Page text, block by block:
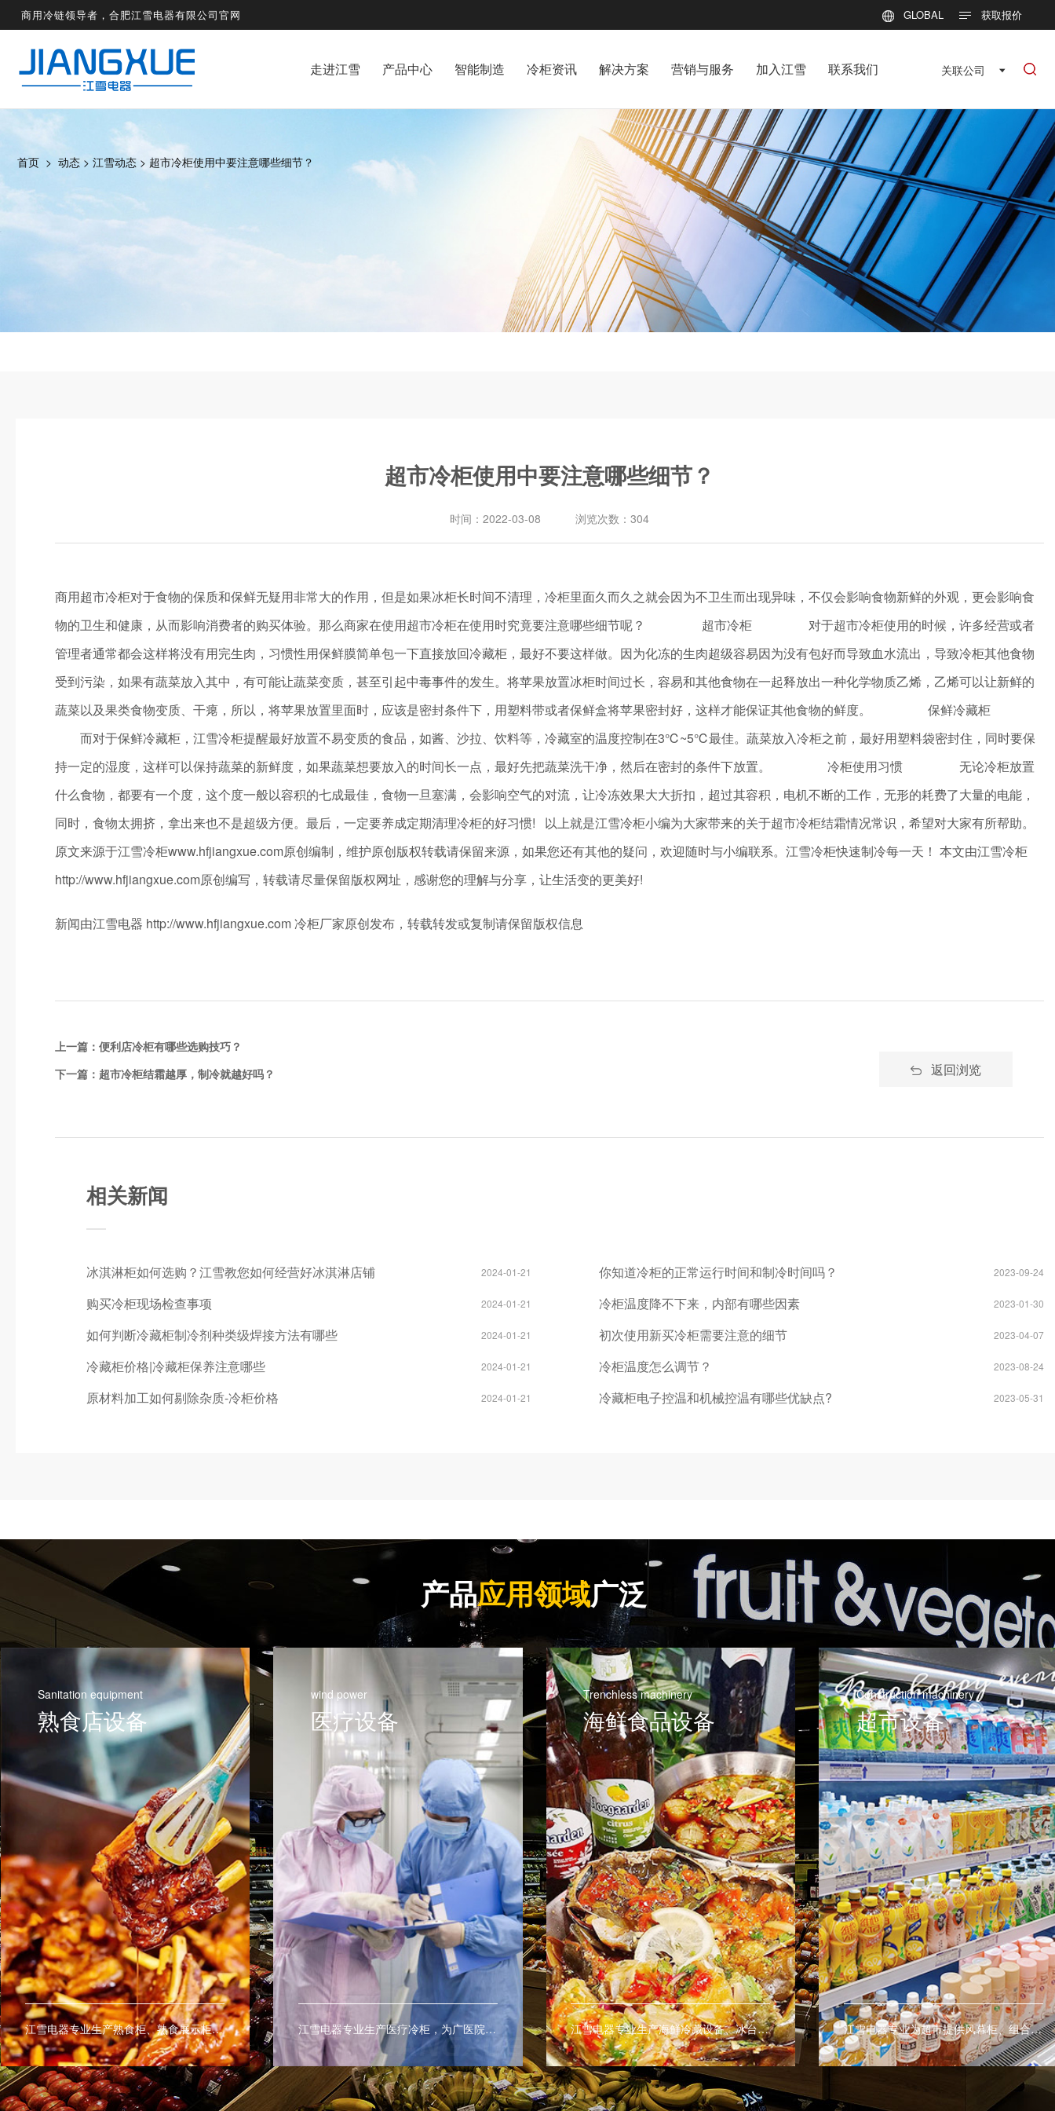
商用冷链领导者，合肥江雪电器有限公司官网 GLOBAL 获取报价
走进江雪 产品中心 智能制造 冷柜资讯 解决方案 营销与服务 加入江雪 联系我们 关联公司 
首页 > 动态 > 江雪动态 > 超市冷柜使用中要注意哪些细节？
超市冷柜使用中要注意哪些细节？
时间： 2022-03-08 浏览次数： 304
商用超市冷柜对于食物的保质和保鲜无疑用非常大的作用，但是如果冰柜长时间不清理，冷柜里面久而久之就会因为不卫生而出现异味，不仅会影响食物新鲜的外观，更会影响食
物的卫生和健康，从而影响消费者的购买体验。那么商家在使用超市冷柜在使用时究竟要注意哪些细节呢？ 超市冷柜 对于超市冷柜使用的时候，许多经营或者
管理者通常都会这样将没有用完生肉，习惯性用保鲜膜简单包一下直接放回冷藏柜，最好不要这样做。因为化冻的生肉超级容易因为没有包好而导致血水流出，导致冷柜其他食物
受到污染，如果有蔬菜放入其中，有可能让蔬菜变质，甚至引起中毒事件的发生。将苹果放置冰柜时间过长，容易和其他食物在一起释放出一种化学物质乙烯，乙烯可以让新鲜的
蔬菜以及果类食物变质、干瘪，所以，将苹果放置里面时，应该是密封条件下，用塑料带或者保鲜盒将苹果密封好，这样才能保证其他食物的鲜度。 保鲜冷藏柜
而对于保鲜冷藏柜，江雪冷柜提醒最好放置不易变质的食品，如酱、沙拉、饮料等，冷藏室的温度控制在3℃~5℃最佳。蔬菜放入冷柜之前，最好用塑料袋密封住，同时要保
持一定的湿度，这样可以保持蔬菜的新鲜度，如果蔬菜想要放入的时间长一点，最好先把蔬菜洗干净，然后在密封的条件下放置。 冷柜使用习惯 无论冷柜放置
什么食物，都要有一个度，这个度一般以容积的七成最佳，食物一旦塞满，会影响空气的对流，让冷冻效果大大折扣，超过其容积，电机不断的工作，无形的耗费了大量的电能，
同时，食物太拥挤，拿出来也不是超级方便。最后，一定要养成定期清理冷柜的好习惯! 以上就是江雪冷柜小编为大家带来的关于超市冷柜结霜情况常识，希望对大家有所帮助。
原文来源于江雪冷柜www.hfjiangxue.com原创编制，维护原创版权转载请保留来源，如果您还有其他的疑问，欢迎随时与小编联系。江雪冷柜快速制冷每一天！ 本文由江雪冷柜
http://www.hfjiangxue.com原创编写，转载请尽量保留版权网址，感谢您的理解与分享，让生活变的更美好!
新闻由江雪电器 http://www.hfjiangxue.com 冷柜厂家原创发布，转载转发或复制请保留版权信息
上一篇： 便利店冷柜有哪些选购技巧？
下一篇： 超市冷柜结霜越厚，制冷就越好吗？ 返回浏览
相关新闻
你知道冷柜的正常运行时间和制冷时间吗？ 2023-09-24
冷柜温度降不下来，内部有哪些因素 2023-01-30
初次使用新买冷柜需要注意的细节 2023-04-07
冷柜温度怎么调节？ 2023-08-24
冷藏柜电子控温和机械控温有哪些优缺点? 2023-05-31
冰淇淋柜如何选购？江雪教您如何经营好冰淇淋店铺 2024-01-21
购买冷柜现场检查事项 2024-01-21
如何判断冷藏柜制冷剂种类级焊接方法有哪些 2024-01-21
冷藏柜价格|冷藏柜保养注意哪些 2024-01-21
原材料加工如何剔除杂质-冷柜价格 2024-01-21
产品应用领域广泛
Sanitation equipment
熟食店设备
江雪电器专业生产熟食柜、熟食展示柜、熟食保鲜柜、热柜、等商用熟食设备。
wind power
医疗设备
江雪电器专业生产医疗冷柜，为广医院及医疗室提供药品及血液的最佳保存环境。
Trenchless machinery
海鲜食品设备
江雪电器专业生产海鲜冷藏设备、冰台等商用设备，让海鲜有更好的展示效果。
Construction machinery
超市设备
江雪电器专业为超市提供风幕柜、组合式岛柜、子母柜、多开门冷柜、冰台等商用制冷设备。